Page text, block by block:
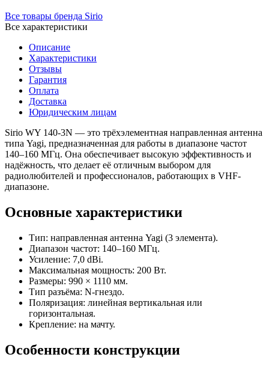
Все товары бренда Sirio
Все характеристики
Описание
Характеристики
Отзывы
Гарантия
Оплата
Доставка
Юридическим лицам
Sirio WY 140-3N — это трёхэлементная направленная антенна
типа Yagi, предназначенная для работы в диапазоне частот
140–160 МГц. Она обеспечивает высокую эффективность и
надёжность, что делает её отличным выбором для
радиолюбителей и профессионалов, работающих в VHF-
диапазоне.
Основные характеристики
Тип: направленная антенна Yagi (3 элемента).
Диапазон частот: 140–160 МГц.
Усиление: 7,0 dBi.
Максимальная мощность: 200 Вт.
Размеры: 990 × 1110 мм.
Тип разъёма: N-гнездо.
Поляризация: линейная вертикальная или
горизонтальная.
Крепление: на мачту.
Особенности конструкции